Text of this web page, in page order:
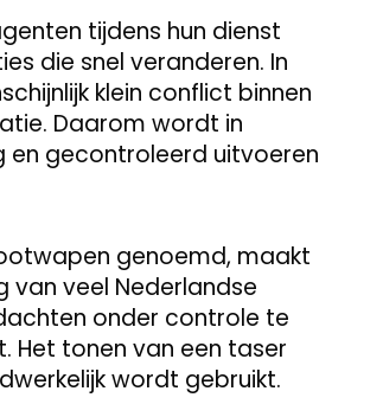
tijdens hun dienst
die snel veranderen. In
klein conflict binnen
Daarom wordt in
gecontroleerd uitvoeren
genoemd, maakt
veel Nederlandse
onder controle te
Het tonen van een taser
wordt gebruikt.